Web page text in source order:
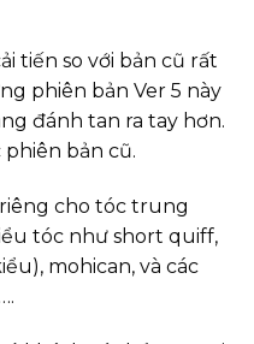
tiến so với bản cũ rất
phiên bản Ver 5 này
đánh tan ra tay hơn.
phiên bản cũ.
cho tóc trung
tóc như short quiff,
mohican, và các